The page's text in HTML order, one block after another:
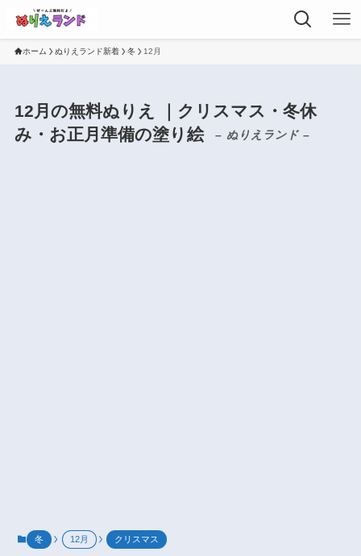
ホーム ぬりえランド新着 冬 12月
12月の無料ぬりえ ｜クリスマス・冬休
み・お正月準備の塗り絵
– ぬりえランド –
冬 12月 クリスマス